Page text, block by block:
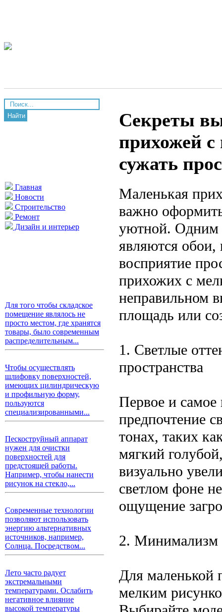
Найти
Главная
Новости
Строительство
Ремонт
Дизайн и интерьер
Для того чтобы складское
помещение являлось не
просто местом, где хранятся
товары, было современным
распределительным...
Чтобы осуществлять
шлифовку поверхностей,
имеющих цилиндрическую
и профильную форму,
пользуются
специализированными...
Пескоструйный аппарат
нужен для очистки
поверхностей для
предстоящей работы.
Например, чтобы нанести
рисунок на стекло,...
Современные технологии
позволяют использовать
энергию альтернативных
источников, например,
Солнца. Посредством...
Лето часто радует
экстремальными
температурами. Ослабить
негативное влияние
высокой температуры
Секреты
прихожей
сужать
Маленькая
важно
уютной. Одним
являются обои,
восприятие
прихожих с
неправильном
площадь или
1. Светлые
пространства
Первое и
предпочтение
тонах, таких
мягкий
визуально
светлом фоне
ощущение
2. Минимализм
Для маленькой
мелким